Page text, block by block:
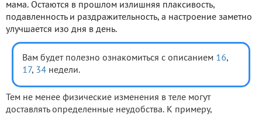
мама. Остаются в прошлом излишняя плаксивость,
подавленность и раздражительность, а настроение заметно
улучшается изо дня в день.
Вам будет полезно ознакомиться с описанием 16,
17, 34 недели.
Тем не менее физические изменения в теле могут
доставлять определенные неудобства. К примеру,